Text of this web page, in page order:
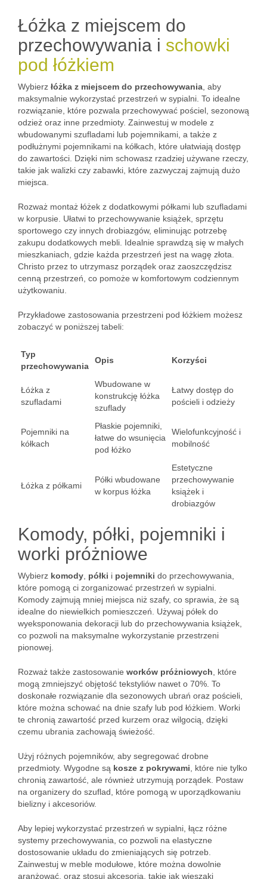
Łóżka z miejscem do
przechowywania i schowki
pod łóżkiem
Wybierz łóżka z miejscem do przechowywania , aby
maksymalnie wykorzystać przestrzeń w sypialni. To idealne
rozwiązanie, które pozwala przechowywać pościel, sezonową
odzież oraz inne przedmioty. Zainwestuj w modele z
wbudowanymi szufladami lub pojemnikami, a także z
podłużnymi pojemnikami na kółkach, które ułatwiają dostęp
do zawartości. Dzięki nim schowasz rzadziej używane rzeczy,
takie jak walizki czy zabawki, które zazwyczaj zajmują dużo
miejsca.
Rozważ montaż łóżek z dodatkowymi półkami lub szufladami
w korpusie. Ułatwi to przechowywanie książek, sprzętu
sportowego czy innych drobiazgów, eliminując potrzebę
zakupu dodatkowych mebli. Idealnie sprawdzą się w małych
mieszkaniach, gdzie każda przestrzeń jest na wagę złota.
Christo przez to utrzymasz porządek oraz zaoszczędzisz
cenną przestrzeń, co pomoże w komfortowym codziennym
użytkowaniu.
Przykładowe zastosowania przestrzeni pod łóżkiem możesz
zobaczyć w poniższej tabeli:
Typ
przechowywania
Opis Korzyści
Łóżka z
szufladami
Wbudowane w
konstrukcję łóżka
szuflady
Łatwy dostęp do
pościeli i odzieży
Pojemniki na
kółkach
Płaskie pojemniki,
łatwe do wsunięcia
pod łóżko
Wielofunkcyjność i
mobilność
Łóżka z półkami
Półki wbudowane
w korpus łóżka
Estetyczne
przechowywanie
książek i
drobiazgów
Komody, półki, pojemniki i
worki próżniowe
Wybierz komody półki i pojemniki do przechowywania,
które pomogą ci zorganizować przestrzeń w sypialni.
Komody zajmują mniej miejsca niż szafy, co sprawia, że są
idealne do niewielkich pomieszczeń. Używaj półek do
wyeksponowania dekoracji lub do przechowywania książek,
co pozwoli na maksymalne wykorzystanie przestrzeni
pionowej.
Rozważ także zastosowanie worków próżniowych , które
mogą zmniejszyć objętość tekstyliów nawet o 70%. To
doskonałe rozwiązanie dla sezonowych ubrań oraz pościeli,
które można schować na dnie szafy lub pod łóżkiem. Worki
te chronią zawartość przed kurzem oraz wilgocią, dzięki
czemu ubrania zachowają świeżość.
Użyj różnych pojemników, aby segregować drobne
przedmioty. Wygodne są kosze z pokrywami , które nie tylko
chronią zawartość, ale również utrzymują porządek. Postaw
na organizery do szuflad, które pomogą w uporządkowaniu
bielizny i akcesoriów.
Aby lepiej wykorzystać przestrzeń w sypialni, łącz różne
systemy przechowywania, co pozwoli na elastyczne
dostosowanie układu do zmieniających się potrzeb.
Zainwestuj w meble modułowe, które można dowolnie
aranżować, oraz stosuj akcesoria, takie jak wieszaki